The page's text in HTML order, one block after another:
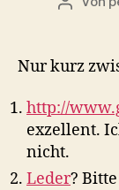
Nur kurz
http://
exzellent.
nicht.
Leder?